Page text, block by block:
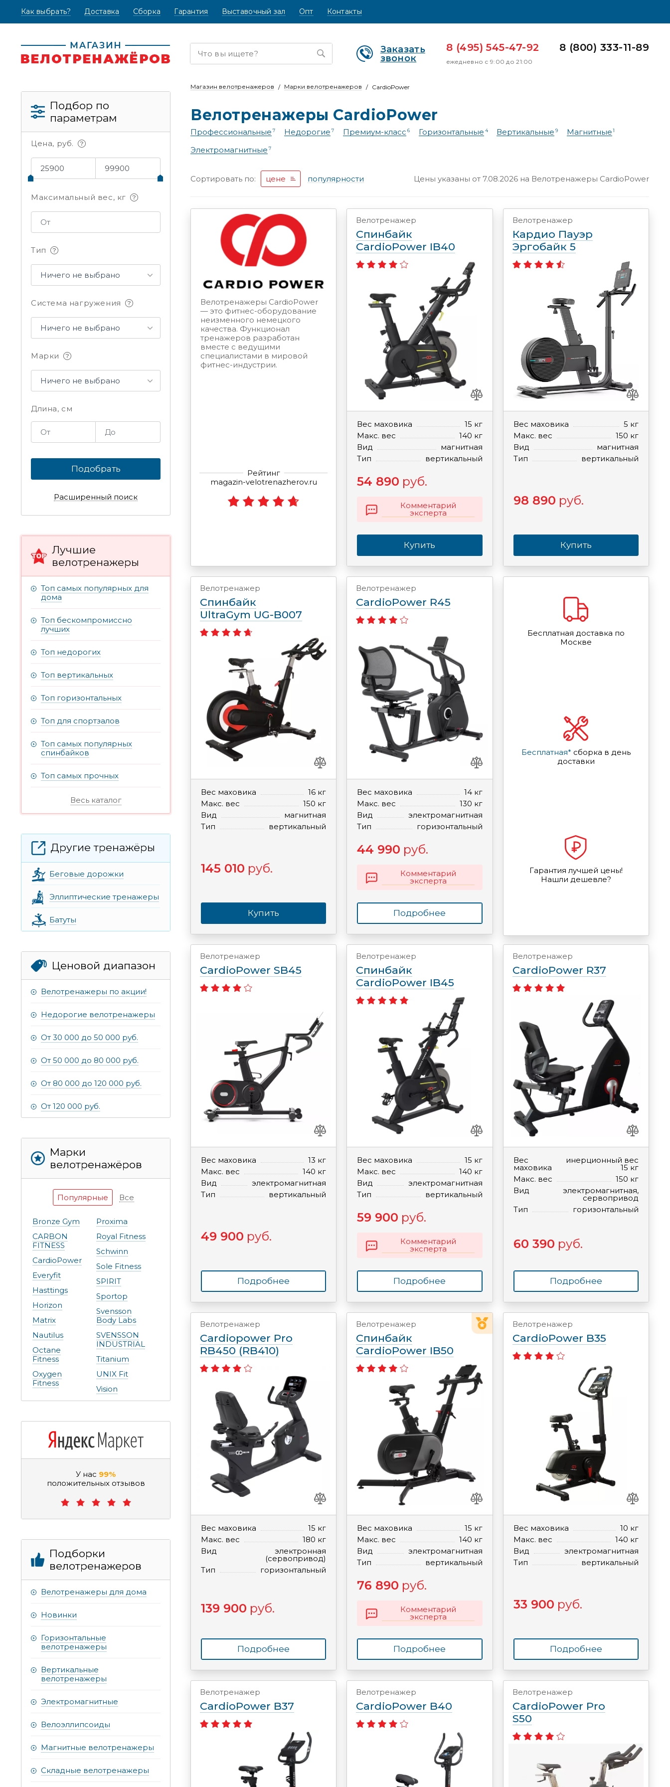
Как выбрать? (текущая)
Доставка Сборка Гарантия Выставочный зал Опт Контакты
Заказать
звонок
8 (495) 545-47-92
ежедневно с 9:00 до 21:00
8 (800) 333-11-89
Подбор по
параметрам
Цена, руб.
Максимальный вес, кг
Тип
Ничего не выбрано
Система нагружения
Ничего не выбрано
Марки
Ничего не выбрано
Длина, см
Подобрать
Расширенный поиск
Лучшие
велотренажеры
Топ самых популярных для
дома
Топ бескомпромиссно
лучших
Топ недорогих
Топ вертикальных
Топ горизонтальных
Топ для спортзалов
Топ самых популярных
спинбайков
Топ самых прочных
Весь каталог
Другие тренажёры
Беговые дорожки
Эллиптические тренажеры
Батуты
Ценовой диапазон
Велотренажеры по акции!
Недорогие велотренажеры
От 30 000 до 50 000 руб.
От 50 000 до 80 000 руб.
От 80 000 до 120 000 руб.
От 120 000 руб.
Марки
велотренажёров
Популярные Все
Bronze Gym
CARBON
FITNESS
CardioPower
Everyfit
Hasttings
Horizon
Matrix
Nautilus
Octane
Fitness
Oxygen
Fitness
Proxima
Royal Fitness
Schwinn
Sole Fitness
SPIRIT
Sportop
Svensson
Body Labs
SVENSSON
INDUSTRIAL
Titanium
UNIX Fit
Vision
У нас 99%
положительных отзывов
Подборки
велотренажеров
Велотренажеры для дома
Новинки
Горизонтальные
велотренажеры
Вертикальные
велотренажеры
Электромагнитные
Велоэллипсоиды
Магнитные велотренажеры
Складные велотренажеры
Магазин велотренажеров Марки велотренажеров CardioPower
Велотренажеры СardioPower
Профессиональные 7 Недорогие 7 Премиум-класс 6 Горизонтальные 4 Вертикальные 9 Магнитные 1
Электромагнитные 7
Сортировать по: цене популярности Цены указаны от 7.08.2026 на Велотренажеры СardioPower
Велотренажеры CardioPower
— это фитнес-оборудование
неизменного немецкого
качества. Функционал
тренажеров разработан
вместе с ведущими
специалистами в мировой
фитнес-индустрии.
Рейтинг
magazin-velotrenazherov.ru
Велотренажер
Спинбайк
CardioPower IB40
Вес маховика
15 кг
Макс. вес
140 кг
Вид
магнитная
Тип
вертикальный
54 890 руб.
Комментарий
эксперта
Купить
Велотренажер
Кардио Пауэр
Эргобайк 5
Вес маховика
5 кг
Макс. вес
150 кг
Вид
магнитная
Тип
вертикальный
98 890 руб.
Купить
Велотренажер
Спинбайк
UltraGym UG-B007
Вес маховика
16 кг
Макс. вес
150 кг
Вид
магнитная
Тип
вертикальный
145 010 руб.
Купить
Велотренажер
CardioPower R45
Вес маховика
14 кг
Макс. вес
130 кг
Вид
электромагнитная
Тип
горизонтальный
44 990 руб.
Комментарий
эксперта
Подробнее
Бесплатная доставка по
Москве
Бесплатная* сборка в день
доставки
Гарантия лучшей цены!
Нашли дешевле?
Велотренажер
CardioPower SB45
Вес маховика
13 кг
Макс. вес
140 кг
Вид
электромагнитная
Тип
вертикальный
49 900 руб.
Подробнее
Велотренажер
Спинбайк
CardioPower IB45
Вес маховика
15 кг
Макс. вес
140 кг
Вид
электромагнитная
Тип
вертикальный
59 900 руб.
Комментарий
эксперта
Подробнее
Велотренажер
CardioPower R37
Вес
маховика
инерционный вес
15 кг
Макс. вес
150 кг
Вид
электромагнитная,
сервопривод
Тип
горизонтальный
60 390 руб.
Подробнее
Велотренажер
Cardiopower Pro
RB450 (RB410)
Вес маховика
15 кг
Макс. вес
180 кг
Вид
электронная
(сервопривод)
Тип
горизонтальный
139 900 руб.
Подробнее
Велотренажер
Спинбайк
CardioPower IB50
Вес маховика
15 кг
Макс. вес
140 кг
Вид
электромагнитная
Тип
вертикальный
76 890 руб.
Комментарий
эксперта
Подробнее
Велотренажер
CardioPower B35
Вес маховика
10 кг
Макс. вес
140 кг
Вид
электромагнитная
Тип
вертикальный
33 900 руб.
Подробнее
Велотренажер
CardioPower B37
Велотренажер
CardioPower B40
Велотренажер
CardioPower Pro
S50